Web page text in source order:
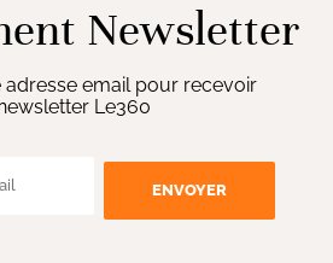
Newsletter
adresse email pour recevoir
Le360
ENVOYER